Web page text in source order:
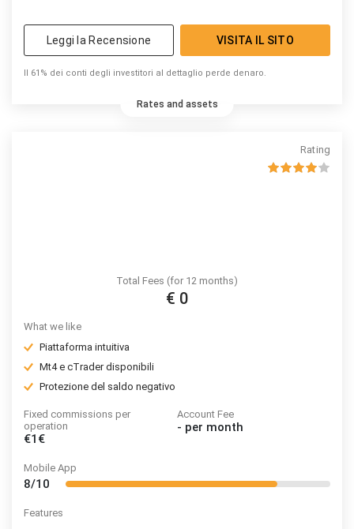
Leggi la Recensione VISITA IL SITO
Il 61% dei conti degli investitori al dettaglio perde denaro.
Rates and assets
Rating
Total Fees (for 12 months)
€ 0
What we like
Piattaforma intuitiva
Mt4 e cTrader disponibili
Protezione del saldo negativo
Fixed commissions per
operation
€1€
Account Fee
- per month
Mobile App
8/10
Features